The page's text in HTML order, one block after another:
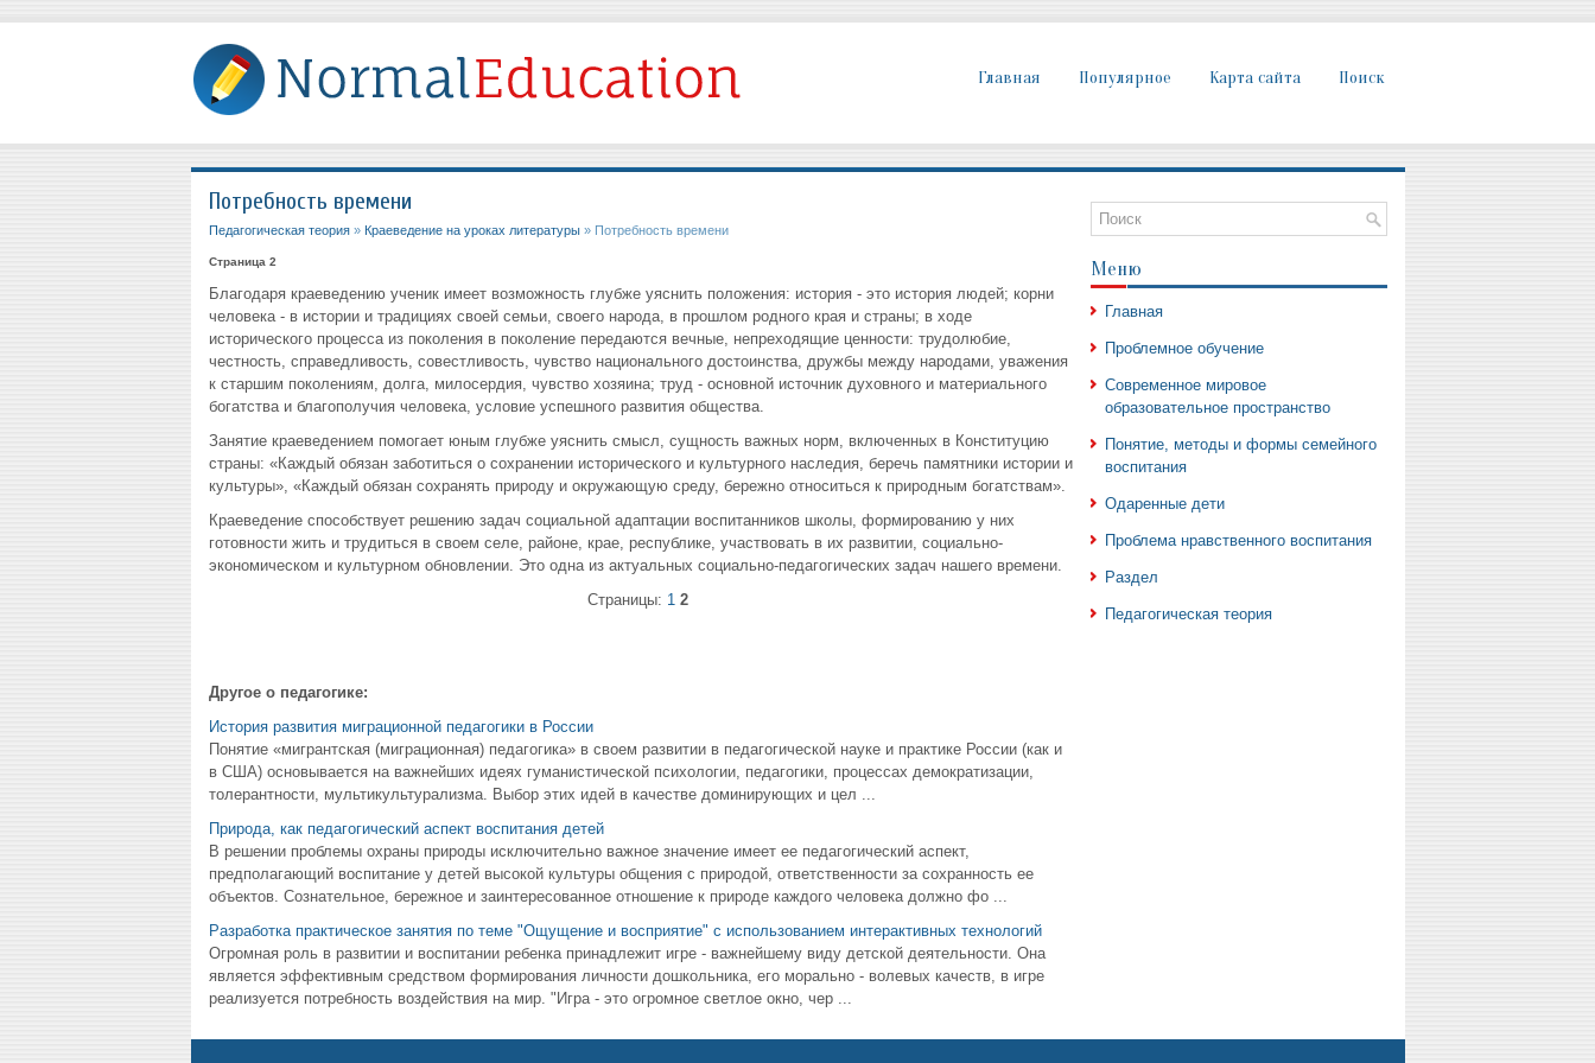
Главная Популярное Карта сайта Поиск
Потребность времени
Педагогическая теория» Краеведение на уроках литературы» Потребность времени
Страница 2
Благодаря краеведению ученик имеет возможность глубже уяснить положения: история - это история людей; корни
человека - в истории и традициях своей семьи, своего народа, в прошлом родного края и страны; в ходе
исторического процесса из поколения в поколение передаются вечные, непреходящие ценности: трудолюбие,
честность, справедливость, совестливость, чувство национального достоинства, дружбы между народами, уважения
к старшим поколениям, долга, милосердия, чувство хозяина; труд - основной источник духовного и материального
богатства и благополучия человека, условие успешного развития общества.
Занятие краеведением помогает юным глубже уяснить смысл, сущность важных норм, включенных в Конституцию
страны: «Каждый обязан заботиться о сохранении исторического и культурного наследия, беречь памятники истории и
культуры», «Каждый обязан сохранять природу и окружающую среду, бережно относиться к природным богатствам».
Краеведение способствует решению задач социальной адаптации воспитанников школы, формированию у них
готовности жить и трудиться в своем селе, районе, крае, республике, участвовать в их развитии, социально-
экономическом и культурном обновлении. Это одна из актуальных социально-педагогических задач нашего времени.
Страницы: 1 2
Другое о педагогике:
История развития миграционной педагогики в России
Понятие «мигрантская (миграционная) педагогика» в своем развитии в педагогической науке и практике России (как и
в США) основывается на важнейших идеях гуманистической психологии, педагогики, процессах демократизации,
толерантности, мультикультурализма. Выбор этих идей в качестве доминирующих и цел ...
Природа, как педагогический аспект воспитания детей
В решении проблемы охраны природы исключительно важное значение имеет ее педагогический аспект,
предполагающий воспитание у детей высокой культуры общения с природой, ответственности за сохранность ее
объектов. Сознательное, бережное и заинтересованное отношение к природе каждого человека должно фо ...
Разработка практическое занятия по теме "Ощущение и восприятие" с использованием интерактивных технологий
Огромная роль в развитии и воспитании ребенка принадлежит игре - важнейшему виду детской деятельности. Она
является эффективным средством формирования личности дошкольника, его морально - волевых качеств, в игре
реализуется потребность воздействия на мир. "Игра - это огромное светлое окно, чер ...
Меню
Главная
Проблемное обучение
Современное мировое
образовательное пространство
Понятие, методы и формы семейного
воспитания
Одаренные дети
Проблема нравственного воспитания
Раздел
Педагогическая теория